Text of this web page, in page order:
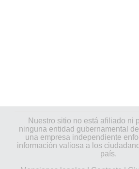
Nuestro sitio no está afiliado ni
ninguna entidad gubernamental
una empresa independiente
información valiosa a los
país.